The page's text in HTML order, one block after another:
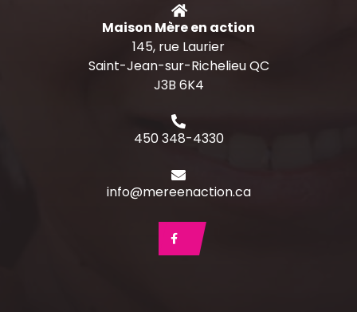
Maison Mère en action
145, rue Laurier
Saint-Jean-sur-Richelieu QC
J3B 6K4
450 348-4330
info@mereenaction.ca